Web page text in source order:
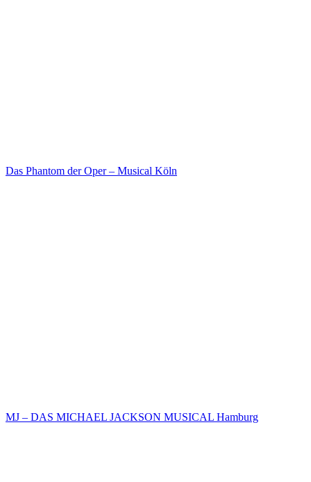
Das Phantom der Oper – Musical Köln
MJ – DAS MICHAEL JACKSON MUSICAL Hamburg